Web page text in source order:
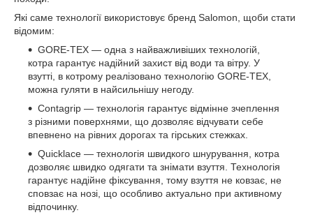
Які саме технології використовує бренд Salomon, щоби стати
відомим:
GORE-TEX — одна з найважливіших технологій,
котра гарантує надійний захист від води та вітру. У
взутті, в котрому реалізовано технологію GORE-TEX,
можна гуляти в найсильнішу негоду.
Contagrip — технологія гарантує відмінне зчеплення
з різними поверхнями, що дозволяє відчувати себе
впевнено на рівних дорогах та гірських стежках.
Quicklace — технологія швидкого шнурування, котра
дозволяє швидко одягати та знімати взуття. Технологія
гарантує надійне фіксування, тому взуття не ковзає, не
сповзає на нозі, що особливо актуально при активному
відпочинку.